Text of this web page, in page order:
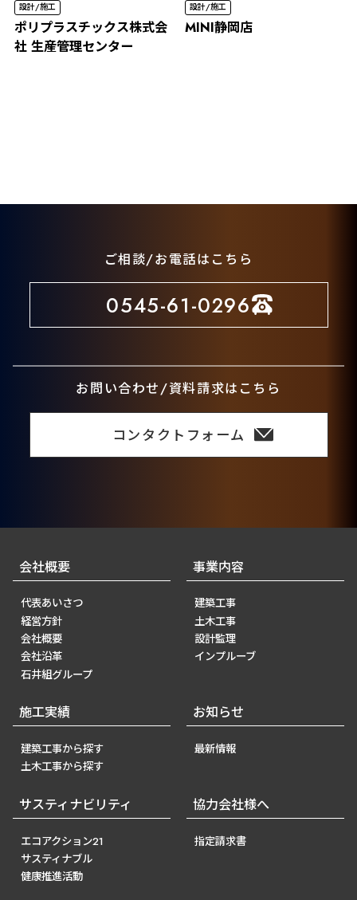
設計/施工
ポリプラスチックス株式会
社 生産管理センター
設計/施工
MINI静岡店
ご相談/お電話はこちら
0545-61-0296
お問い合わせ/資料請求はこちら
コンタクトフォーム
会社概要
代表あいさつ
経営方針
会社概要
会社沿革
石井組グループ
事業内容
建築工事
土木工事
設計監理
インプルーブ
施工実績
建築工事から探す
土木工事から探す
お知らせ
最新情報
サスティナビリティ
エコアクション21
サスティナブル
健康推進活動
協力会社様へ
指定請求書